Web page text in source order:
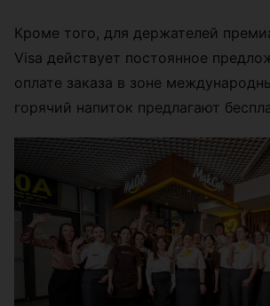
Кроме того, для держателей
Visa действует постоянное
оплате заказа в зоне
горячий напиток предлагают